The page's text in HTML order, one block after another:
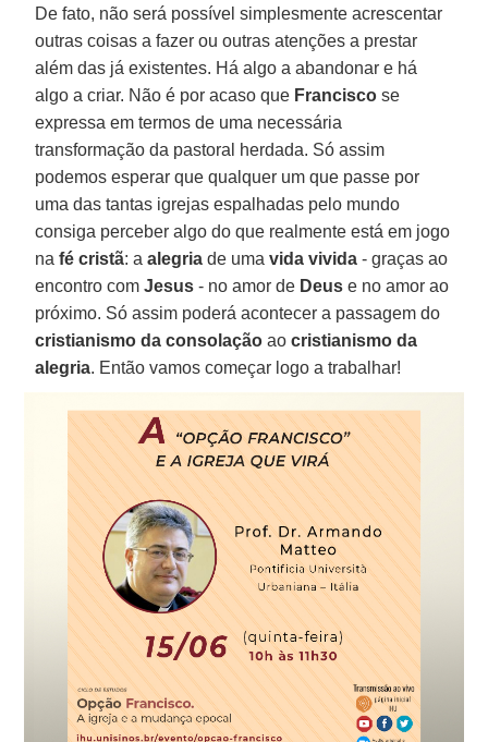
De fato, não será possível simplesmente acrescentar
outras coisas a fazer ou outras atenções a prestar
além das já existentes. Há algo a abandonar e há
algo a criar. Não é por acaso que Francisco se
expressa em termos de uma necessária
transformação da pastoral herdada. Só assim
podemos esperar que qualquer um que passe por
uma das tantas igrejas espalhadas pelo mundo
consiga perceber algo do que realmente está em jogo
na fé cristã: a alegria de umavida vivida - graças ao
encontro comJesus - no amor de Deus e no amor ao
próximo. Só assim poderá acontecer a passagem do
cristianismo da consolação aocristianismo da
alegria. Então vamos começar logo a trabalhar!